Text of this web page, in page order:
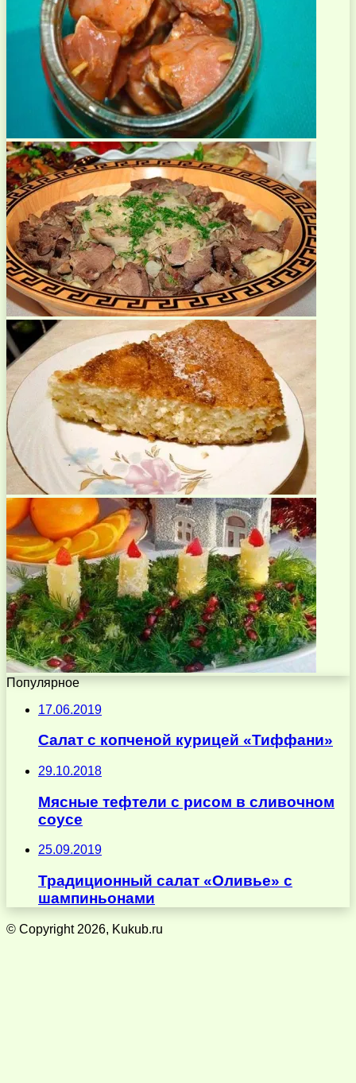
Популярное
17.06.2019
Салат с копченой курицей «Тиффани»
29.10.2018
Мясные тефтели с рисом в сливочном
соусе
25.09.2019
Традиционный салат «Оливье» с
шампиньонами
© Copyright 2026, Kukub.ru